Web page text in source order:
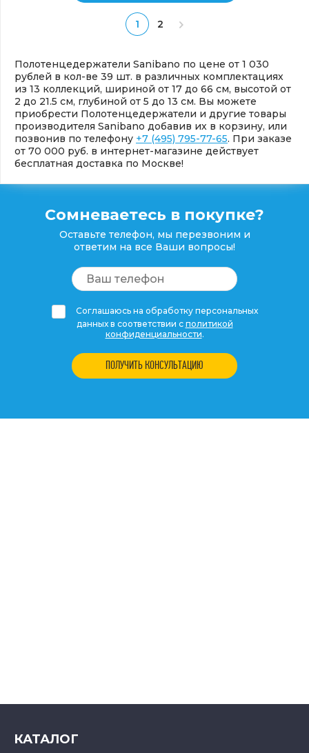
1 2
Полотенцедержатели Sanibano по цене от 1 030
рублей в кол-ве 39 шт. в различных комплектациях
из 13 коллекций, шириной от 17 до 66 см, высотой от
2 до 21.5 см, глубиной от 5 до 13 см. Вы можете
приобрести Полотенцедержатели и другие товары
производителя Sanibano добавив их в корзину, или
позвонив по телефону +7 (495) 795-77-65. При заказе
от 70 000 руб. в интернет-магазине действует
бесплатная доставка по Москве!
Сомневаетесь в покупке?
Оставьте телефон, мы перезвоним и
ответим на все Ваши вопросы!
Соглашаюсь на обработку персональных
данных в соответствии с политикой
конфиденциальности.
ПОЛУЧИТЬ КОНСУЛЬТАЦИЮ
КАТАЛОГ